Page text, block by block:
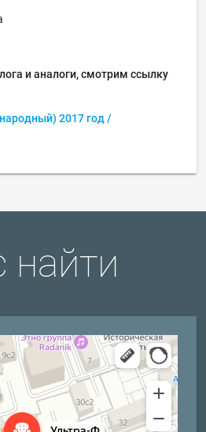
и аналоги, смотрим ссылку
2017 год /
найти